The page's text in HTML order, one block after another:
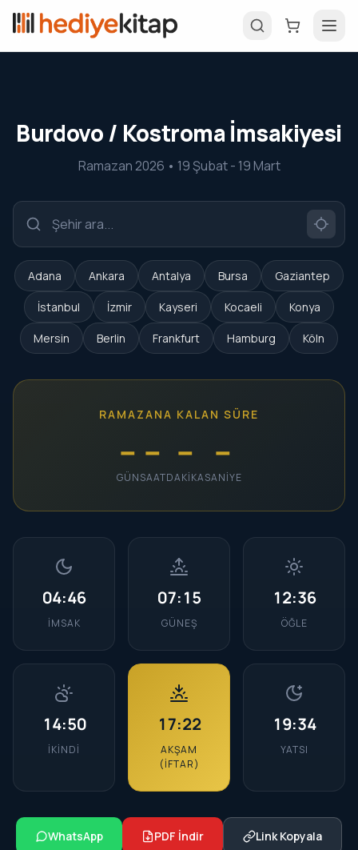
Burdovo / Kostroma İmsakiyesi
Ramazan 2026 • 19 Şubat - 19 Mart
Adana Ankara Antalya Bursa Gaziantep
İstanbul İzmir Kayseri Kocaeli Konya
Mersin Berlin Frankfurt Hamburg Köln
RAMAZANA KALAN SÜRE
--
GÜN
--
SAAT
--
DAKIKA
--
SANIYE
04:46
İMSAK
07:15
GÜNEŞ
12:36
ÖĞLE
14:50
İKINDI
17:22
AKŞAM
(İFTAR)
19:34
YATSI
WhatsApp PDF İndir Link Kopyala